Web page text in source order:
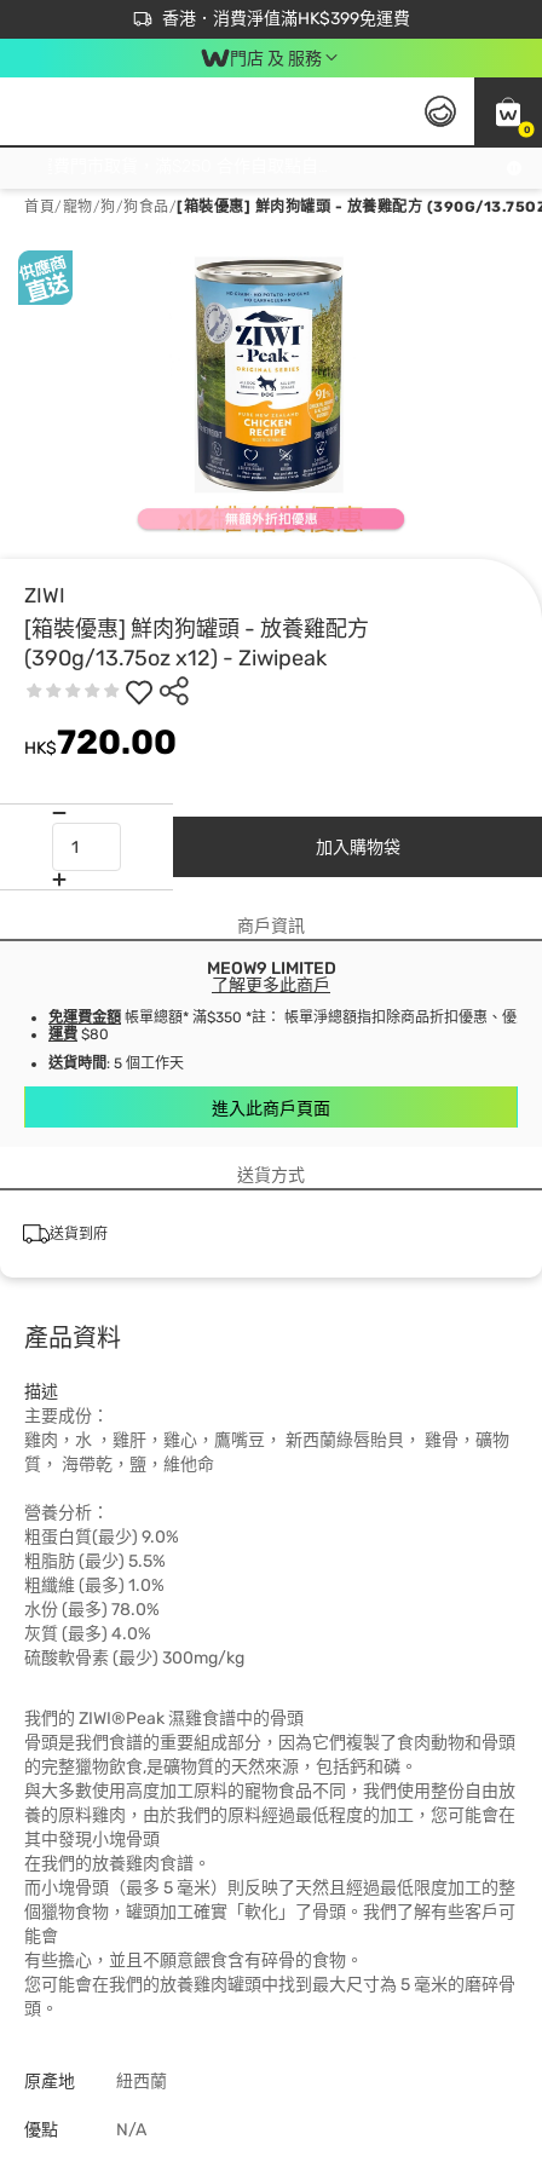
香港．消費淨值滿HK$399免運費
立即成為易賞錢會員盡享獨家優惠
首次APP下單買滿$450 輸入 NEWAPP 即減$50
門店 及 服務
0
首頁/寵物/狗/狗食品/ [箱裝優惠] 鮮肉狗罐頭 - 放養雞配方 (390G/
ZIWI
[箱裝優惠] 鮮肉狗罐頭 - 放養雞配方
(390g/13.75oz x12) - Ziwipeak
HK$720.00
加入購物袋
商戶資訊
MEOW9 LIMITED
了解更多此商戶
免運費金額 帳單總額* 滿$350 *註： 帳單淨總額指扣除商品折扣優惠、優惠
運費 $80
送貨時間: 5 個工作天
進入此商戶頁面
送貨方式
送貨到府
產品資料
描述
主要成份：
雞肉，水 ，雞肝，雞心，鷹嘴豆， 新西蘭綠唇貽貝， 雞骨，礦物
質， 海帶乾，鹽，維他命
營養分析：
粗蛋白質(最少) 9.0%
粗脂肪 (最少) 5.5%
粗纖維 (最多) 1.0%
水份 (最多) 78.0%
灰質 (最多) 4.0%
硫酸軟骨素 (最少) 300mg/kg
我們的 ZIWI®Peak 濕雞食譜中的骨頭
骨頭是我們食譜的重要組成部分，因為它們複製了食肉動物和骨頭
的完整獵物飲食,是礦物質的天然來源，包括鈣和磷。
與大多數使用高度加工原料的寵物食品不同，我們使用整份自由放
養的原料雞肉，由於我們的原料經過最低程度的加工，您可能會在
其中發現小塊骨頭
在我們的放養雞肉食譜。
而小塊骨頭（最多 5 毫米）則反映了天然且經過最低限度加工的整
個獵物食物，罐頭加工確實「軟化」了骨頭。我們了解有些客戶可
能會
有些擔心，並且不願意餵食含有碎骨的食物。
您可能會在我們的放養雞肉罐頭中找到最大尺寸為 5 毫米的磨碎骨
頭。
原產地 紐西蘭
優點 N/A